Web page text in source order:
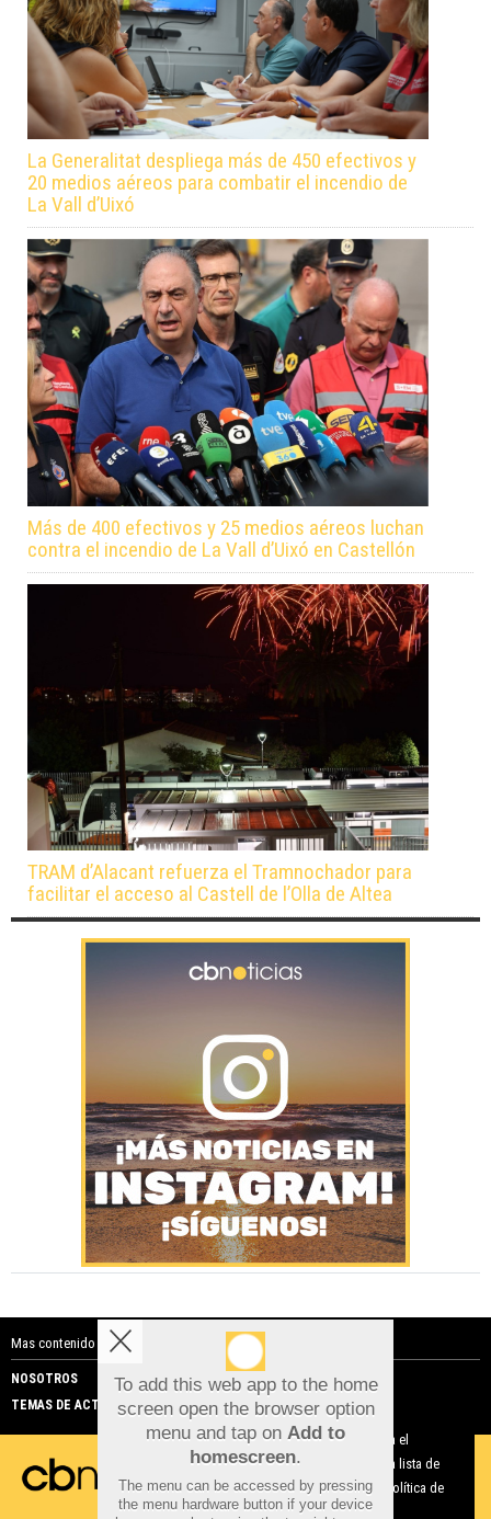
La Generalitat despliega más de 450 efectivos y
20 medios aéreos para combatir el incendio de
La Vall d’Uixó
Más de 400 efectivos y 25 medios aéreos luchan
contra el incendio de La Vall d’Uixó en Castellón
TRAM d’Alacant refuerza el Tramnochador para
facilitar el acceso al Castell de l’Olla de Altea
Mas contenido de Costa Blanca Noticias:
NOSOTROS
PUBLICIDAD
TEMAS DE ACTUALIDAD
To add this web app to the home
screen open the browser option
menu and tap on Add to
homescreen.
The menu can be accessed by pressing
the menu hardware button if your device
Aviso sobre el Uso de cookies:
Utilizamos cookies nuestras y de terceros para el
funcionamiento del digital. Puedes consultar la lista de
cookies y como desconectarlas. Ver nuestra Política de
Privacidad y Cookies